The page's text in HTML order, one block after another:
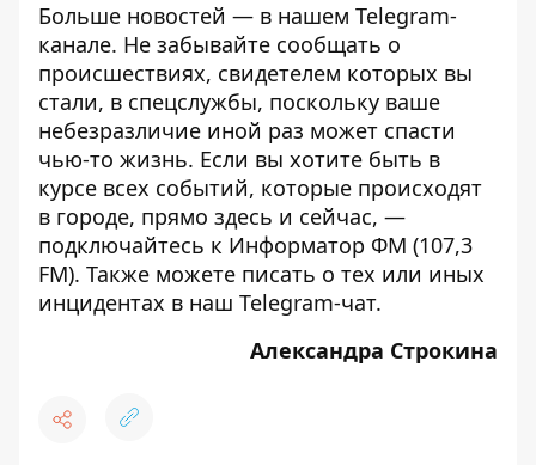
Больше новостей — в нашем Telegram-
канале. Не забывайте сообщать о
происшествиях, свидетелем которых вы
стали, в спецслужбы, поскольку ваше
небезразличие иной раз может спасти
чью-то жизнь. Если вы хотите быть в
курсе всех событий, которые происходят
в городе, прямо здесь и сейчас, —
подключайтесь к Информатор ФМ (107,3
FM). Также можете писать о тех или иных
инцидентах в наш Telegram-чат.
Александра Строкина